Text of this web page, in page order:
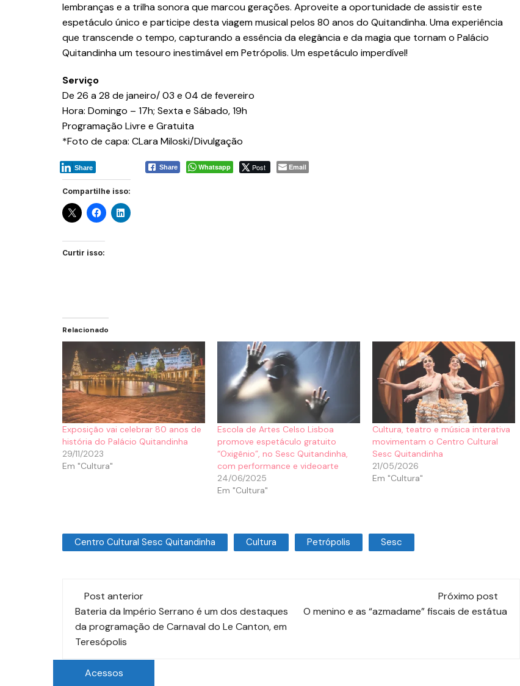
lembranças e a trilha sonora que marcou gerações. Aproveite a oportunidade de assistir este
espetáculo único e participe desta viagem musical pelos 80 anos do Quitandinha. Uma experiência
que transcende o tempo, capturando a essência da elegância e da magia que tornam o Palácio
Quitandinha um tesouro inestimável em Petrópolis. Um espetáculo imperdível!
Serviço
De 26 a 28 de janeiro/ 03 e 04 de fevereiro
Hora: Domingo – 17h; Sexta e Sábado, 19h
Programação Livre e Gratuita
*Foto de capa: CLara Miloski/Divulgação
Share Whatsapp Post Email
Share
Compartilhe isso:
Curtir isso:
Relacionado
Exposição vai celebrar 80 anos de
história do Palácio Quitandinha
29/11/2023
Em "Cultura"
Escola de Artes Celso Lisboa
promove espetáculo gratuito
“Oxigênio”, no Sesc Quitandinha,
com performance e videoarte
24/06/2025
Em "Cultura"
Cultura, teatro e música interativa
movimentam o Centro Cultural
Sesc Quitandinha
21/05/2026
Em "Cultura"
Centro Cultural Sesc Quitandinha Cultura Petrópolis Sesc
Post anterior
Bateria da Império Serrano é um dos destaques
da programação de Carnaval do Le Canton, em
Teresópolis
Próximo post
O menino e as “azmadame” fiscais de estátua
Acessos